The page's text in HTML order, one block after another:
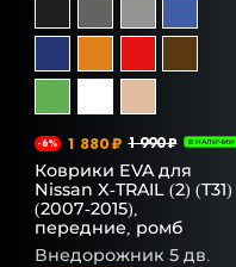
-6% 1 880 ₽ 1 990 ₽ В НАЛИЧИИ
Коврики EVA для
Nissan X-TRAIL (2) (T31)
(2007-2015),
передние, ромб
Внедорожник 5 дв.